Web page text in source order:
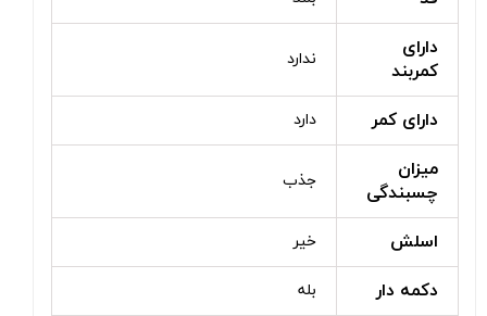
دارای
کمربند
ندارد
دارای کمر دارد
میزان
چسبندگی
جذب
اسلش خیر
دکمه دار بله